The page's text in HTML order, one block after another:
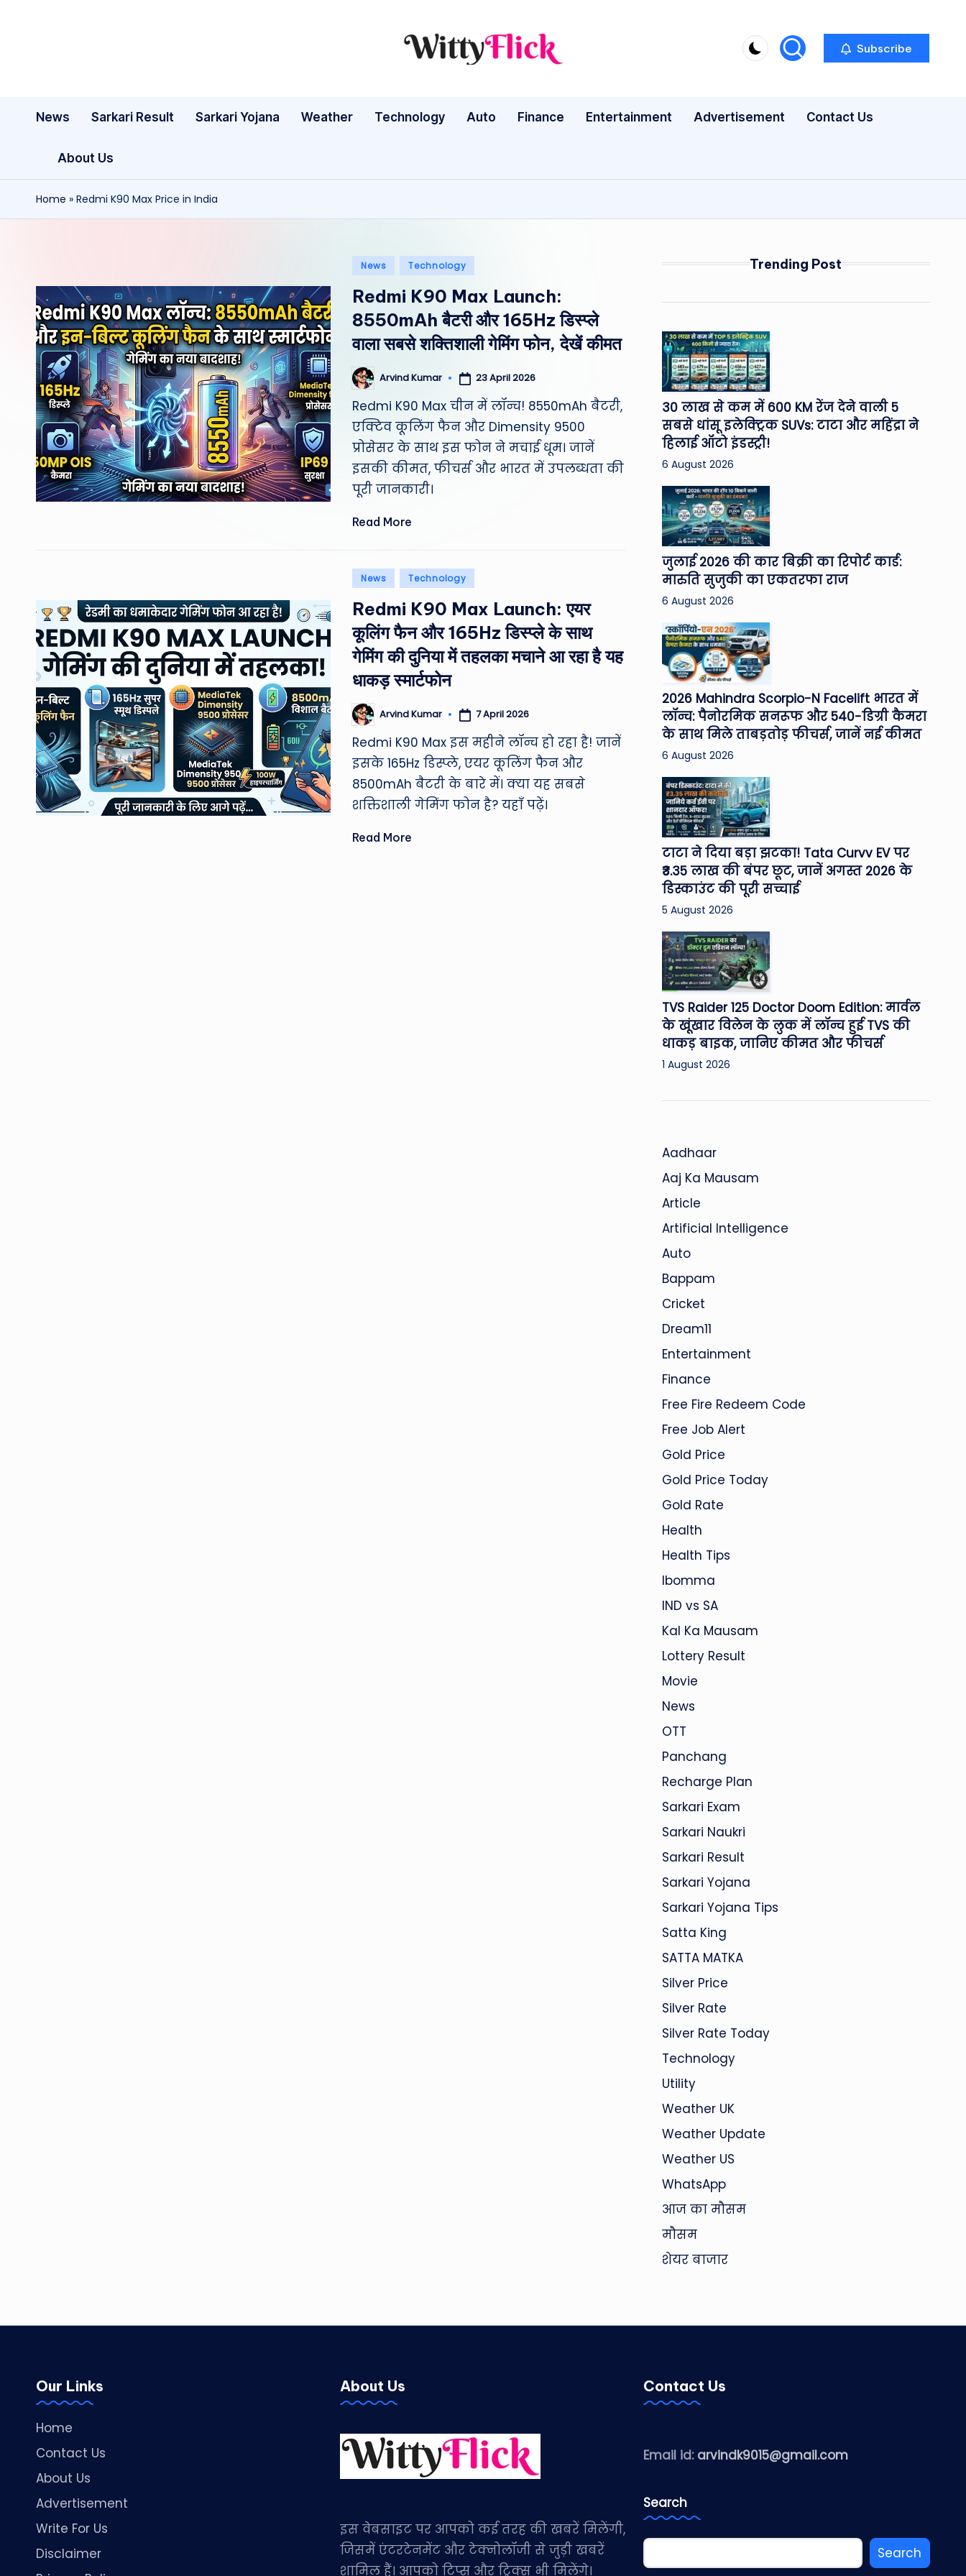
W
ty
ic
k:
te
st
e
a
th
c
h
&
o
vi
e
N
WittyFlick:
Tech
Subscribe
News Sarkari Result Sarkari Yojana Weather Technology Auto Finance Entertainment Advertisement Contact Us
About Us
Home » Redmi K90 Max Price in India
Posted
News Technology
Redmi K90 Max Launch:
8550mAh बैटरी और 165Hz डिस्प्ले
वाला सबसे शक्तिशाली गेमिंग फोन, देखें कीमत
Posted
by
Arvind Kumar 23 April 2026
Redmi K90 Max चीन में लॉन्च! 8550mAh बैटरी,
एक्टिव कूलिंग फैन और Dimensity 9500
प्रोसेसर के साथ इस फोन ने मचाई धूम। जानें
इसकी कीमत, फीचर्स और भारत में उपलब्धता की
पूरी जानकारी।
Read More
Posted
News Technology
Redmi K90 Max Launch: एयर
कूलिंग फैन और 165Hz डिस्प्ले के साथ
गेमिंग की दुनिया में तहलका मचाने आ रहा है यह
धाकड़ स्मार्टफोन
Posted
by
Arvind Kumar 7 April 2026
Redmi K90 Max इस महीने लॉन्च हो रहा है! जानें
इसके 165Hz डिस्प्ले, एयर कूलिंग फैन और
8500mAh बैटरी के बारे में। क्या यह सबसे
शक्तिशाली गेमिंग फोन है? यहाँ पढ़ें।
Read More
Trending Post
30 लाख से कम में 600 KM रेंज देने वाली 5
सबसे धांसू इलेक्ट्रिक SUVs: टाटा और महिंद्रा ने
हिलाई ऑटो इंडस्ट्री!
6 August 2026
जुलाई 2026 की कार बिक्री का रिपोर्ट कार्ड:
मारुति सुजुकी का एकतरफा राज
6 August 2026
2026 Mahindra Scorpio-N Facelift भारत में
लॉन्च: पैनोरमिक सनरूफ और 540-डिग्री कैमरा
के साथ मिले ताबड़तोड़ फीचर्स, जानें नई कीमत
6 August 2026
टाटा ने दिया बड़ा झटका! Tata Curvv EV पर
₹3.35 लाख की बंपर छूट, जानें अगस्त 2026 के
डिस्काउंट की पूरी सच्चाई
5 August 2026
TVS Raider 125 Doctor Doom Edition: मार्वल
के खूंखार विलेन के लुक में लॉन्च हुई TVS की
धाकड़ बाइक, जानिए कीमत और फीचर्स
1 August 2026
Aadhaar
Aaj Ka Mausam
Article
Artificial Intelligence
Auto
Bappam
Cricket
Dream11
Entertainment
Finance
Free Fire Redeem Code
Free Job Alert
Gold Price
Gold Price Today
Gold Rate
Health
Health Tips
Ibomma
IND vs SA
Kal Ka Mausam
Lottery Result
Movie
News
OTT
Panchang
Recharge Plan
Sarkari Exam
Sarkari Naukri
Sarkari Result
Sarkari Yojana
Sarkari Yojana Tips
Satta King
SATTA MATKA
Silver Price
Silver Rate
Silver Rate Today
Technology
Utility
Weather UK
Weather Update
Weather US
WhatsApp
आज का मौसम
मौसम
शेयर बाजार
Our Links
Home
Contact Us
About Us
Advertisement
Write For Us
Disclaimer
About Us
इस वेबसाइट पर आपको कई तरह की खबरें मिलेंगी,
जिसमें एंटरटेनमेंट और टेक्नोलॉजी से जुड़ी खबरें
शामिल हैं। आपको टिप्स और ट्रिक्स भी मिलेंगे।
Contact Us
Email id: arvindk9015@gmail.com
Search
Search